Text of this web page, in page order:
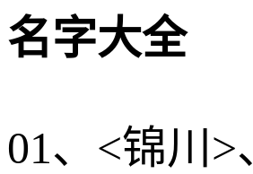
名字大全
01、<锦川>